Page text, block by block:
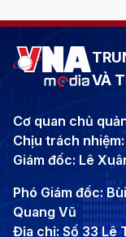
VÀ
Cơ quan chủ
Chịu trách nhiệm:
Giám đốc: Lê
Phó Giám đốc:
Quang Vũ
Địa chỉ: Số 33 Lê